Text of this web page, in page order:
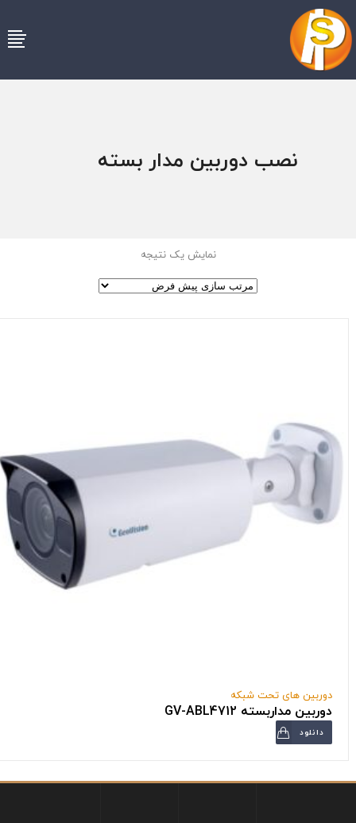
نصب دوربین مدار بسته
نمایش یک نتیجه
دوربین های تحت شبکه
دوربین مداربسته GV-ABL4712
دانلود